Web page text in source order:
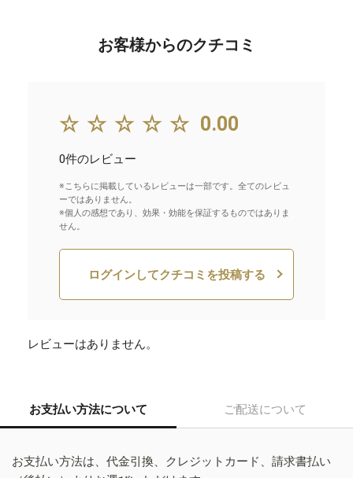
お客様からのクチコミ
☆☆☆☆☆ 0.00
0件のレビュー
※こちらに掲載しているレビューは一部です。全てのレビュ
ーではありません。
※個人の感想であり、効果・効能を保証するものではありま
せん。
ログインしてクチコミを投稿する
レビューはありません。
お支払い方法について ご配送について
お支払い方法は、代金引換、クレジットカード、請求書払い